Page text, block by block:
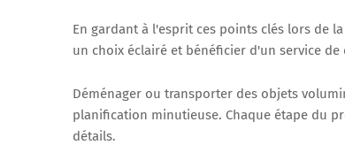
En gardant à l'esprit ces points clés lors de
un choix éclairé et bénéficier d'un service de
Déménager ou transporter des objets
planification minutieuse. Chaque étape du
détails.